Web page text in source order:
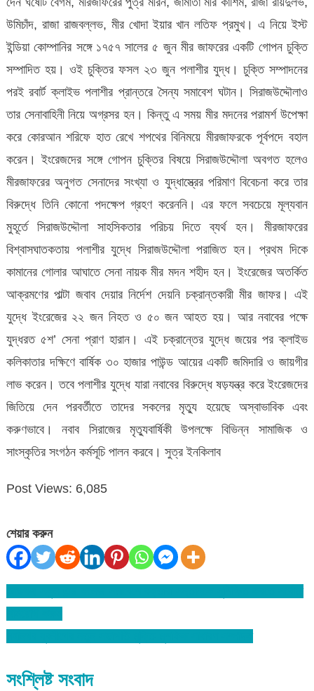
উমিচাঁদ, রাজা রাজবল্লভ, মীর খোদা ইয়ার খান লতিফ প্রমুখ। এ নিয়ে ইস্ট
ইন্ডিয়া কোম্পানির সঙ্গে ১৭৫৭ সালের ৫ জুন মীর জাফরের একটি গোপন চুক্তি
সম্পাদিত হয়। ওই চুক্তির ফসল ২৩ জুন পলাশীর যুদ্ধ। চুক্তি সম্পাদনের
পরই রবার্ট ক্লাইভ পলাশীর প্রান্তরে সৈন্য সমাবেশ ঘটান। সিরাজউদ্দৌলাও
তার সেনাবাহিনী নিয়ে অগ্রসর হন। কিন্তু এ সময় মীর মদনের পরামর্শ উপেক্ষা
করে কোরআন শরিফে হাত রেখে শপথের বিনিময়ে মীরজাফরকে পূর্বপদে বহাল
করেন। ইংরেজদের সঙ্গে গোপন চুক্তির বিষয়ে সিরাজউদ্দৌলা অবগত হলেও
মীরজাফরের অনুগত সেনাদের সংখ্যা ও যুদ্ধাস্ত্রের পরিমাণ বিবেচনা করে তার
বিরুদ্ধে তিনি কোনো পদক্ষেপ গ্রহণ করেননি। এর ফলে সবচেয়ে মূল্যবান
মুহূর্তে সিরাজউদ্দৌলা সাহসিকতার পরিচয় দিতে ব্যর্থ হন। মীরজাফরের
বিশ্বাসঘাতকতায় পলাশীর যুদ্ধে সিরাজউদ্দৌলা পরাজিত হন। প্রথম দিকে
কামানের গোলার আঘাতে সেনা নায়ক মীর মদন শহীদ হন। ইংরেজের অতর্কিত
আক্রমণের পাল্টা জবাব দেয়ার নির্দেশ দেয়নি চক্রান্তকারী মীর জাফর। এই
যুদ্ধে ইংরেজের ২২ জন নিহত ও ৫০ জন আহত হয়। আর নবাবের পক্ষে
যুদ্ধরত ৫শ’ সেনা প্রাণ হারান। এই চক্রান্তের যুদ্ধে জয়ের পর ক্লাইভ
কলিকাতার দক্ষিণে বার্ষিক ৩০ হাজার পাউন্ড আয়ের একটি জমিদারি ও জায়গীর
লাভ করেন। তবে পলাশীর যুদ্ধে যারা নবাবের বিরুদ্ধে ষড়যন্ত্র করে ইংরেজদের
জিতিয়ে দেন পরবর্তীতে তাদের সকলের মৃত্যু হয়েছে অস্বাভাবিক এবং
করুণভাবে। নবাব সিরাজের মৃত্যুবার্ষিকী উপলক্ষে বিভিন্ন সামাজিক ও
সাংস্কৃতির সংগঠন কর্মসূচি পালন করবে। সুত্র ইনকিলাব
Post Views: 6,085
শেয়ার করুন
Post
navigation
সংশ্লিষ্ট সংবাদ